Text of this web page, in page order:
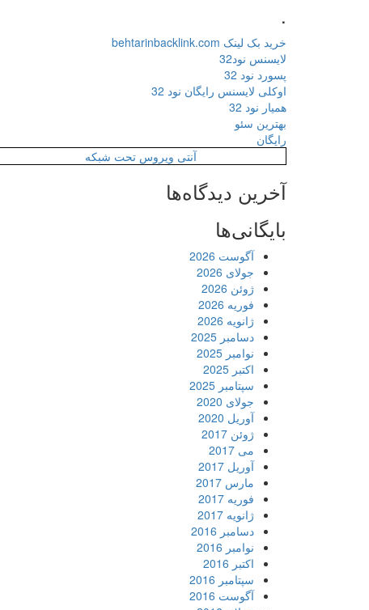
.
خرید بک لینک behtarinbacklink.com
لایسنس نود32
پسورد نود 32
اوکلی لایسنس رایگان نود 32
همیار نود 32
بهترین سئو
رایگان
آنتی ویروس تحت شبکه
آخرین دیدگاه‌ها
بایگانی‌ها
آگوست 2026
جولای 2026
ژوئن 2026
فوریه 2026
ژانویه 2026
دسامبر 2025
نوامبر 2025
اکتبر 2025
سپتامبر 2025
جولای 2020
آوریل 2020
ژوئن 2017
می 2017
آوریل 2017
مارس 2017
فوریه 2017
ژانویه 2017
دسامبر 2016
نوامبر 2016
اکتبر 2016
سپتامبر 2016
آگوست 2016